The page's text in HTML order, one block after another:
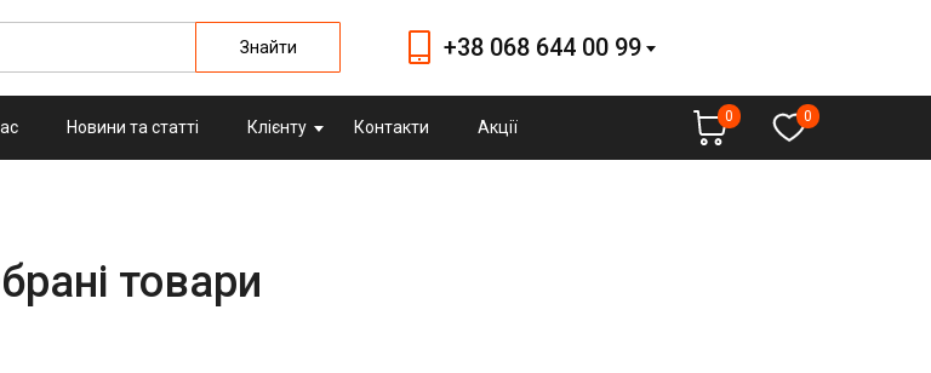
Знайти +38 068 644 00 99
+38 068 644 00 99
Новини та статті Клієнту Контакти Акції
0 0
товари